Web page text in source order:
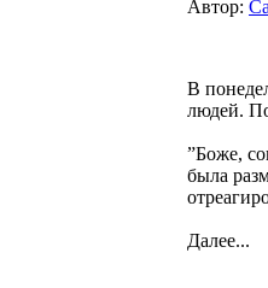
Автор:
В
людей.
”Боже,
была
Далее...